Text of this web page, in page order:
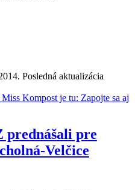
Posledná aktualizácia
Kompost je tu: Zapojte sa aj
prednášali pre
Velčice